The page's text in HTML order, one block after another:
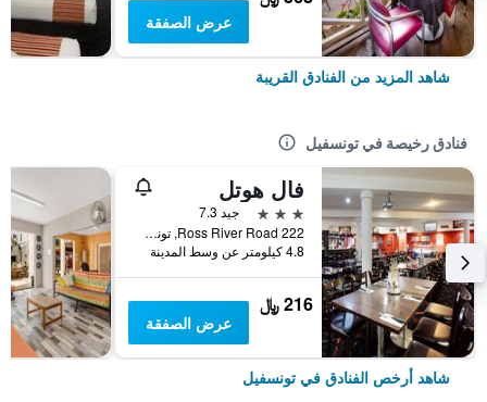
عرض الصفقة
شاهد المزيد من الفنادق القريبة
فنادق رخيصة في تونسفيل
فال هوتل
3 نجوم
جيد 7.3
222 Ross River Road, تونسفيل, QLD, أستراليا
4.8 كيلومتر عن وسط المدينة
216 ﷼
عرض الصفقة
شاهد أرخص الفنادق في تونسفيل